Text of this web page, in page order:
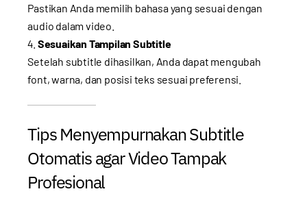
Pastikan Anda memilih bahasa yang sesuai dengan
audio dalam video.
Sesuaikan Tampilan Subtitle
Setelah subtitle dihasilkan, Anda dapat mengubah
font, warna, dan posisi teks sesuai preferensi.
Tips Menyempurnakan Subtitle
Otomatis agar Video Tampak
Profesional